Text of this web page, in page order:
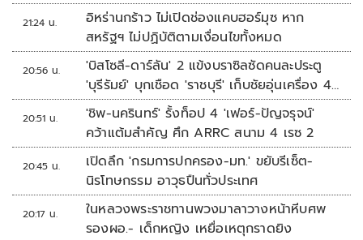
21:24 น.
อิหร่านกร้าว ไม่เปิดช่องแคบฮอร์มุซ หาก
สหรัฐฯ ไม่ปฏิบัติตามเงื่อนไขทั้งหมด
20:56 น.
'บิสโซลี-ดาร์ลัน' 2 แข้งบราซิลซัดคนละประตู
'บุรีรัมย์' บุกเชือด 'ราชบุรี' เก็บชัยอุ่นเครื่อง 4
นัดรวด
20:51 น.
'ชิพ-นครินทร์' รั้งท็อป 4 'เฟอร์-ปัญจรุจน์'
คว้าแต้มสำคัญ ศึก ARRC สนาม 4 เรซ 2
20:45 น.
เปิดลึก 'กรมการปกครอง-มท.' ขยับรีเซ็ต-
นิรโทษกรรม อาวุธปืนทั่วประเทศ
20:17 น.
ในหลวงพระราชทานพวงมาลาวางหน้าหีบศพ
รองผอ.- เด็กหญิง เหยื่อเหตุกราดยิง